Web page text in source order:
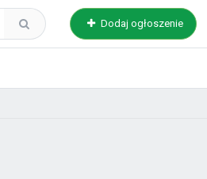
Dodaj ogłoszenie